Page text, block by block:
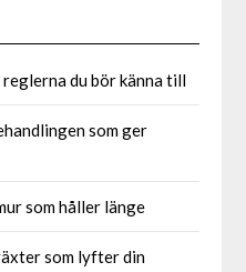
du bör känna till
som ger
som håller länge
som lyfter din